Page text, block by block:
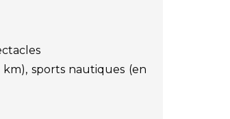
sports nautiques (en